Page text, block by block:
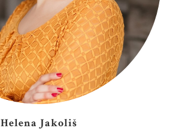
Helena Jakoliš